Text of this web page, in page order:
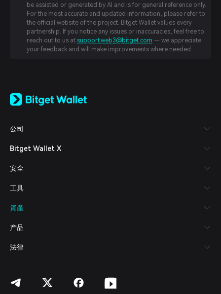
be assisted or generated by AI and is for general reference only.
For the most accurate and updated information, please refer to
the official website of the project. Bitget Wallet values every
partnership. If you notice any issues or inaccuracies, feel free to
reach out to us at support.web3@bitget.com — we appreciate
your feedback and will make improvements where needed.
日本語
Español (Latinoamérica)
Italiano
Deutsch
繁體中文
Bahasa Indonesia
ภาษาไทย
العربية
हिन्दी
Español (Argentina)
公司
Bitget Wallet X
安全
工具
資產
产品
法律